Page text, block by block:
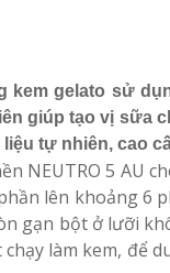
kem gelato sử
giúp tạo vị sữa
tự nhiên, cao
NEUTRO 5 AU
lên khoảng 6
gạn bột ở lưỡi
làm kem, để